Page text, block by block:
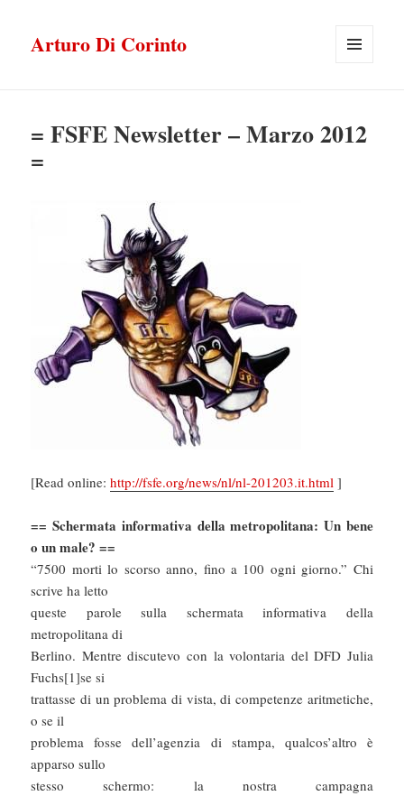
Arturo Di Corinto
= FSFE Newsletter – Marzo 2012
=
[Read online:http://fsfe.org/news/nl/nl-201203.it.html ]
== Schermata informativa della metropolitana: Un bene
o un male? ==
“7500 morti lo scorso anno, fino a 100 ogni giorno.” Chi
scrive ha letto
queste parole sulla schermata informativa della
metropolitana di
Berlino. Mentre discutevo con la volontaria del DFD Julia
Fuchs[1]se si
trattasse di un problema di vista, di competenze aritmetiche,
o se il
problema fosse dell’agenzia di stampa, qualcos’altro è
apparso sullo
stesso schermo: la nostra campagna